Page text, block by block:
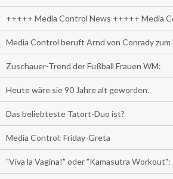
+++++ Media Control News +++++ Media
Media Control beruft Arnd von Conrady
Zuschauer-Trend der Fußball Frauen WM:
Heute wäre sie 90 Jahre alt geworden.
Das beliebteste Tatort-Duo ist?
Media Control: Friday-Greta
"Viva la Vagina!" oder "Kamasutra Workout":